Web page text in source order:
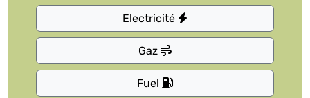
Electricité
Gaz
Fuel